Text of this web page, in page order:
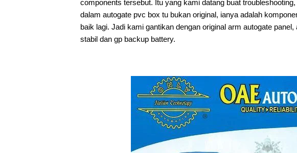
components tersebut. Itu yang kami datang buat
dalam autogate pvc box tu bukan original, ianya adalah
baik lagi. Jadi kami gantikan dengan original arm autogate
stabil dan gp backup battery.